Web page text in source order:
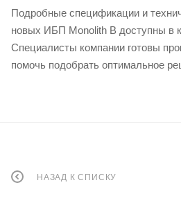
Подробные спецификации и
новых ИБП Monolith B доступны в
Специалисты компании готовы
помочь подобрать оптимальное
НАЗАД К СПИСКУ